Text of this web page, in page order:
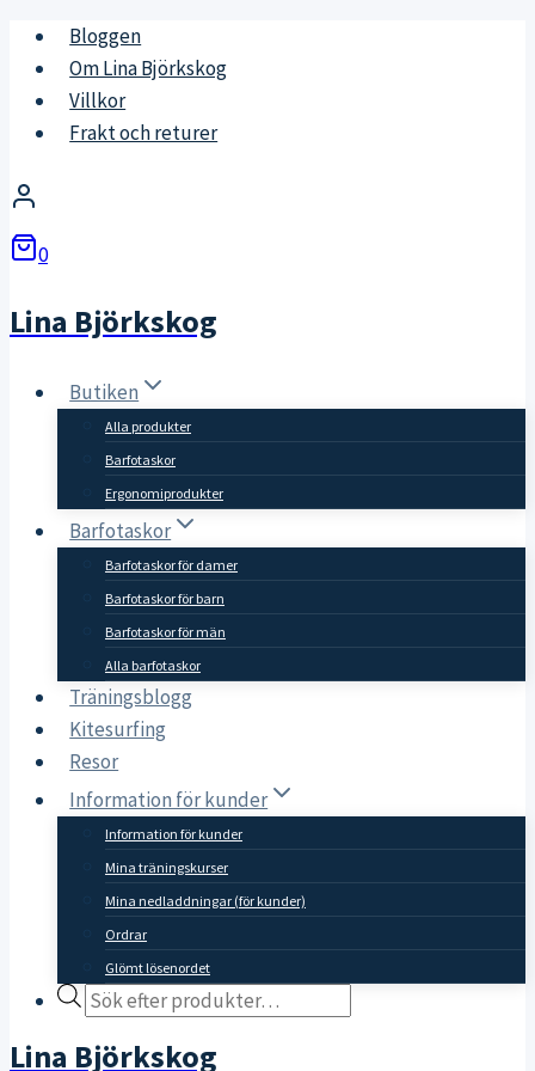
Skip
content
Bloggen
Om Lina Björkskog
Villkor
Frakt och returer
0
Lina Björkskog
Butiken
Alla produkter
Barfotaskor
Ergonomiprodukter
Barfotaskor
Barfotaskor för damer
Barfotaskor för barn
Barfotaskor för män
Alla barfotaskor
Träningsblogg
Kitesurfing
Resor
Information för kunder
Information för kunder
Mina träningskurser
Mina nedladdningar (för kunder)
Ordrar
Glömt lösenordet
Products
Lina Björkskog